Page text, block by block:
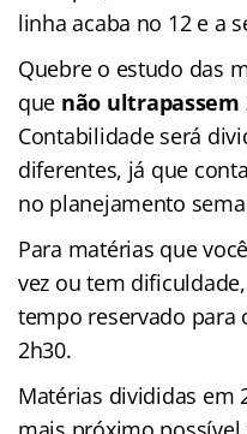
linha acaba no 12 e a
Quebre o estudo das
que não ultrapassem
Contabilidade será
diferentes, já que
no planejamento
Para matérias que
vez ou tem
tempo reservado para
2h30.
Matérias divididas em